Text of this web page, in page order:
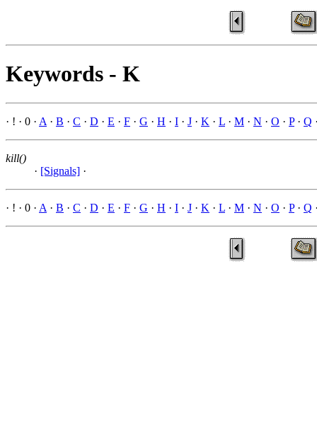
Keywords - K
· ! · 0 · A · B · C · D · E · F · G · H · I · J · K · L · M · N · O · P· Q
kill()
· [Signals] ·
· ! · 0 · A · B · C · D · E · F · G · H · I · J · K · L · M · N · O · P· Q